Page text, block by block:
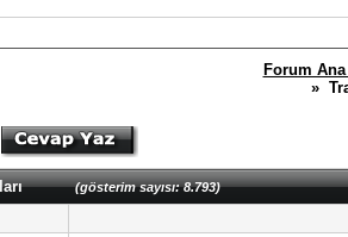
Forum Ana
»
(gösterim sayısı: 8.793)